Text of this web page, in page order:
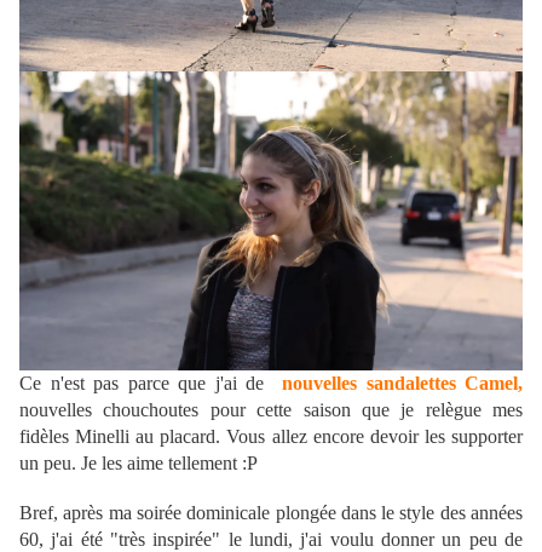
Ce n'est pas parce que j'ai de
nouvelles sandalettes Camel,
nouvelles chouchoutes pour cette saison que je relègue mes
fidèles Minelli au placard. Vous allez encore devoir les supporter
un peu. Je les aime tellement :P
Bref, après ma soirée dominicale plongée dans le style des années
60, j'ai été "très inspirée" le lundi, j'ai voulu donner un peu de